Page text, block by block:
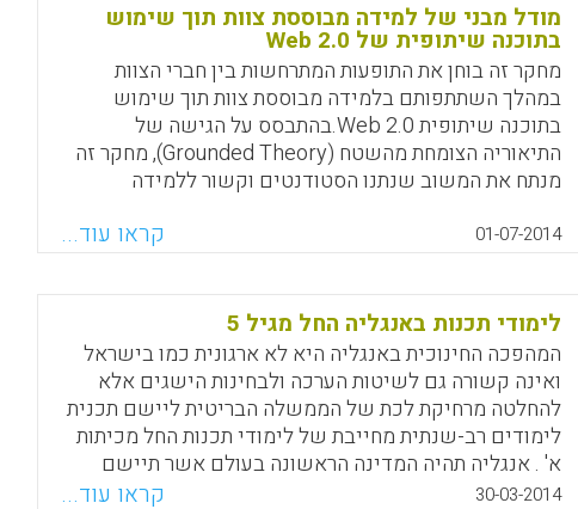
ניתן להסיק מכך שהסטודנטים נמשכו באופן מיוחד לחלק
מהמאפיינים שסיפקה תוכנת Edooware אשר אינם
זמינים בפלטפורמת הלמידה הנוכחית (Balakrishnan,
Vimala; Liew, Teik Kooi; Pourgholaminejad, Shiva,
2015).
WhatsApp
Facebook
Email
X
מודל מבני של למידה מבוססת צוות תוך שימוש
בתוכנה שיתופית של Web 2.0
מחקר זה בוחן את התופעות המתרחשות בין חברי הצוות
במהלך השתתפותם בלמידה מבוססת צוות תוך שימוש
בתוכנה שיתופית Web 2.0.בהתבסס על הגישה של
התיאוריה הצומחת מהשטח (Grounded Theory), מחקר זה
מנתח את המשוב שנתנו הסטודנטים וקשור ללמידה
מחקר זה מציע שסביבת הלמידה השיתופית של Web 2.0
מגלה כלי תקשורת שונים לתמיכה בסינכרוניות ובמודעות
של הקבוצה. כתוצאה מכך, הסינכרוניות והמודעות של
הקבוצה מקדמות למידה מבוססת צוות (Kam, Hwee-Joo;
Katerattanakul, Pairin, 2014).
WhatsApp
Facebook
Email
X
01-07-2014 קראו עוד...
לימודי תכנות באנגליה החל מגיל 5
המהפכה החינוכית באנגליה היא לא ארגונית כמו בישראל
ואינה קשורה גם לשיטות הערכה ולבחינות הישגים אלא
להחלטה מרחיקת לכת של הממשלה הבריטית ליישם תכנית
לימודים רב-שנתית מחייבת של לימודי תכנות החל מכיתות
א' . אנגליה תהיה המדינה הראשונה בעולם אשר תיישם
לימודי חובה של תיכנות החל מכיתות א'. בריטניה הכריזה על
30-03-2014 קראו עוד...